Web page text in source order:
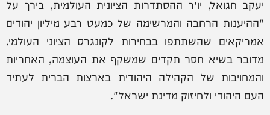
יעקב חגואל, יו״ר ההסתדרות הציונית העולמית, בירך על
"ההיענות הרחבה והמרשימה של כמעט רבע מיליון יהודים
אמריקאים שהשתתפו בבחירות לקונגרס הציוני העולמי.
מדובר בשיא חסר תקדים שמשקף את העוצמה, האחריות
והמחויבות של הקהילה היהודית בארצות הברית לעתיד
העם היהודי ולחיזוק מדינת ישראל".